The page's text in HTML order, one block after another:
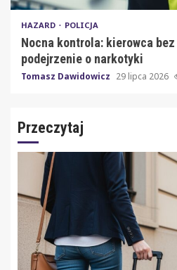
HAZARD POLICJA
Nocna kontrola: kierowca
podejrzenie o narkotyki
Tomasz Dawidowicz 29 lipca 2026
Przeczytaj